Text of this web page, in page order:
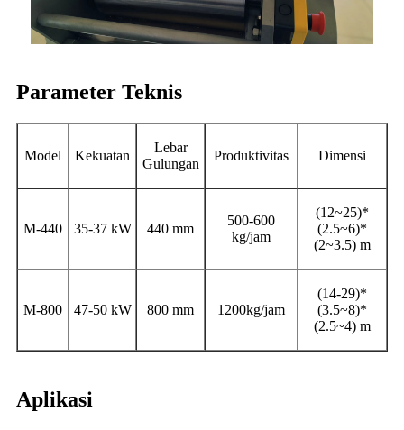
Parameter Teknis
Model Kekuatan
Lebar
Gulungan
Produktivitas Dimensi
M-440 35-37 kW 440 mm
500-600
kg/jam
(12~25)*
(2.5~6)*
(2~3.5) m
M-800 47-50 kW 800 mm 1200kg/jam
(14-29)*
(3.5~8)*
(2.5~4) m
Aplikasi